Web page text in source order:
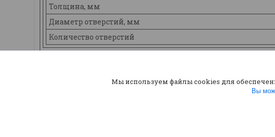
Толщина, мм
Диаметр отверстий, мм
Количество отверстий
Мы используем файлы cookies для
Вы